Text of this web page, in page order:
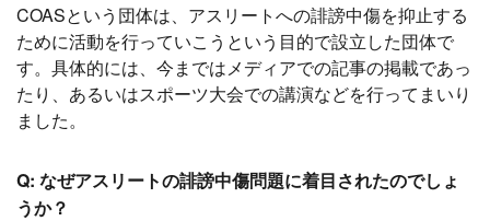
COASという団体は、アスリートへの誹謗中傷を抑止する
ために活動を行っていこうという目的で設立した団体で
す。具体的には、今まではメディアでの記事の掲載であっ
たり、あるいはスポーツ大会での講演などを行ってまいり
ました。
Q: なぜアスリートの誹謗中傷問題に着目されたのでしょ
うか？